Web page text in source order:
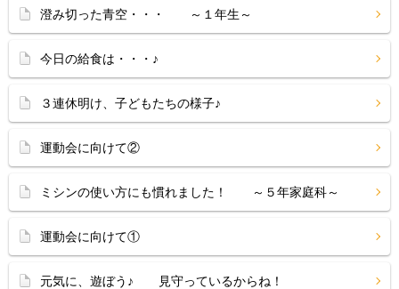
澄み切った青空・・・ ～１年生～
今日の給食は・・・♪
３連休明け、子どもたちの様子♪
運動会に向けて②
ミシンの使い方にも慣れました！ ～５年家庭科～
運動会に向けて①
元気に、遊ぼう♪ 見守っているからね！